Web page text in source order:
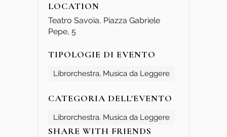
LOCATION
Teatro Savoia, Piazza Gabriele
Pepe, 5
TIPOLOGIE DI EVENTO
Librorchestra, Musica da Leggere
CATEGORIA DELL'EVENTO
Librorchestra. Musica da Leggere
SHARE WITH FRIENDS